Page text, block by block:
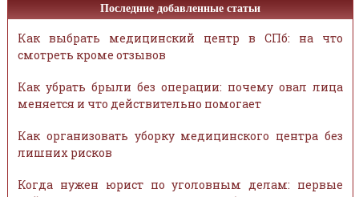
Последние добавленные статьи
Как выбрать медицинский центр в СПб: на что
смотреть кроме отзывов
Как убрать брыли без операции: почему овал лица
меняется и что действительно помогает
Как организовать уборку медицинского центра без
лишних рисков
Когда нужен юрист по уголовным делам: первые